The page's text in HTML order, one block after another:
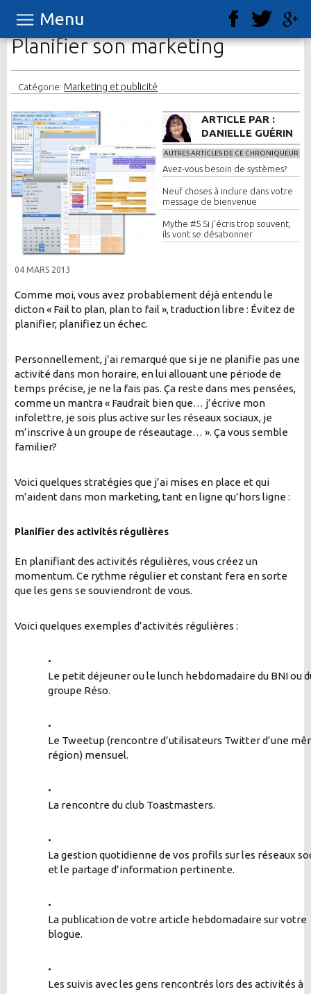
Menu
Planifier son marketing
Catégorie: Marketing et publicité
ARTICLE PAR :
DANIELLE GUÉRIN
AUTRES ARTICLES DE CE CHRONIQUEUR
Avez-vous besoin de systèmes?
Neuf choses à inclure dans votre
message de bienvenue
Mythe #5 Si j’écris trop souvent,
ils vont se désabonner
04 MARS 2013
Comme moi, vous avez probablement déjà entendu le
dicton « Fail to plan, plan to fail », traduction libre : Évitez de
planifier, planifiez un échec.
Personnellement, j’ai remarqué que si je ne planifie pas une
activité dans mon horaire, en lui allouant une période de
temps précise, je ne la fais pas. Ça reste dans mes pensées,
comme un mantra « Faudrait bien que… j’écrive mon
infolettre, je sois plus active sur les réseaux sociaux, je
m’inscrive à un groupe de réseautage… ». Ça vous semble
familier?
Voici quelques stratégies que j’ai mises en place et qui
m’aident dans mon marketing, tant en ligne qu’hors ligne :
Planifier des activités régulières
En planifiant des activités régulières, vous créez un
momentum. Ce rythme régulier et constant fera en sorte
que les gens se souviendront de vous.
Voici quelques exemples d’activités régulières :
•
Le petit déjeuner ou le lunch hebdomadaire du BNI ou
groupe Réso.
•
Le Tweetup (rencontre d’utilisateurs Twitter d’une
région) mensuel.
•
La rencontre du club Toastmasters.
•
La gestion quotidienne de vos profils sur les réseaux
et le partage d’information pertinente.
•
La publication de votre article hebdomadaire sur votre
blogue.
•
Les suivis avec les gens rencontrés lors des activités à